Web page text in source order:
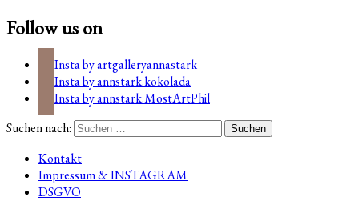
Follow us on
Insta by artgalleryannastark
Insta by annstark.kokolada
Insta by annstark.MostArtPhil
Suchen nach:
Kontakt
Impressum & INSTAGRAM
DSGVO